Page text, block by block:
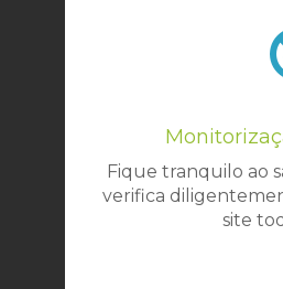
Fique tranquilo ao
verifica
site